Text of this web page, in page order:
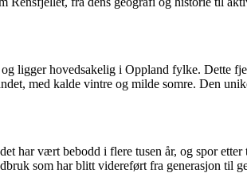
ligger hovedsakelig i Oppland fylke. Dette
med kalde vintre og milde somre. Den
har vært bebodd i flere tusen år, og spor
som har blitt videreført fra generasjon til